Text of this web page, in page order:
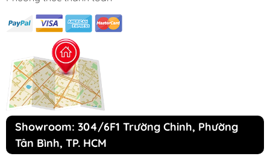
Showroom: 304/6F1 Trường Chinh, Phường
Tân Bình, TP. HCM